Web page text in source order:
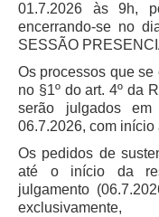
Juízes
Diretores
Comitês
Comitê Gestor
Comitê Gestor
Processuais
Comitê do
01.7.2026 às 9h,
encerrando-se no
SESSÃO
Os processos que
no §1º do art. 4º da
serão julgados
06.7.2026, com
Os pedidos de
até o início da
julgamento